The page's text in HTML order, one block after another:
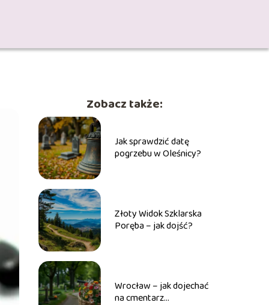
Zobacz także:
Jak sprawdzić datę
pogrzebu w Oleśnicy?
Złoty Widok Szklarska
Poręba – jak dojść?
Wrocław – jak dojechać
na cmentarz